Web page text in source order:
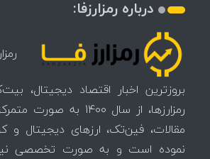
درباره رمزارزفا:
بروزترین اخبار اقتصاد دیجیتال،
رمزارزها، از سال 1400
مقالات، فین‌تک، ارزهای‌ دیجیتال و
نموده است و به صورت تخصصی نیز